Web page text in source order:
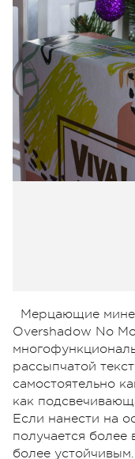
Мерцающие
Overshadow No
рассыпчатой
самостоятельно
как
Если нанести на
получается более
более